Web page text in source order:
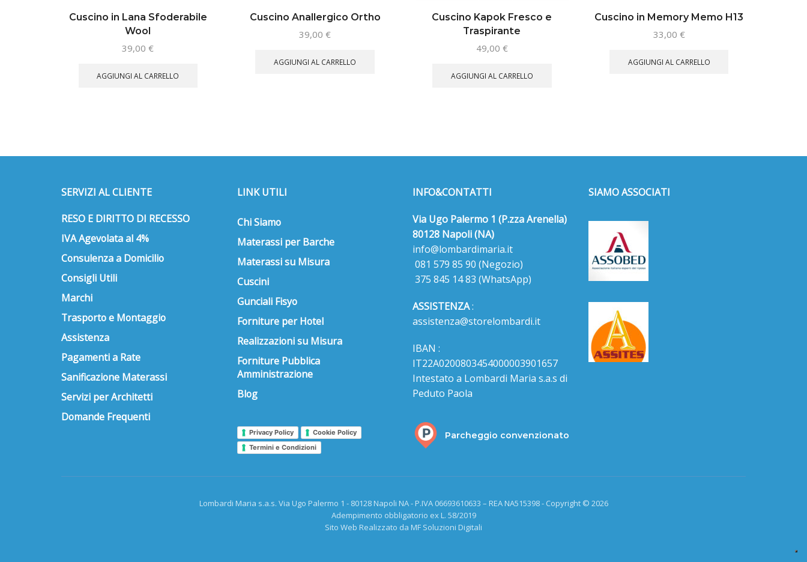
Cuscino in Lana Sfoderabile
Wool
39,00€
AGGIUNGI AL CARRELLO
Cuscino Anallergico Ortho
39,00€
AGGIUNGI AL CARRELLO
Cuscino Kapok Fresco e
Traspirante
49,00 €
AGGIUNGI AL CARRELLO
Cuscino in Memory Memo H13
33,00 €
AGGIUNGI AL CARRELLO
SERVIZI AL CLIENTE
RESO E DIRITTO DI RECESSO
IVA Agevolata al 4%
Consulenza a Domicilio
Consigli Utili
Marchi
Trasporto e Montaggio
Assistenza
Pagamenti a Rate
Sanificazione Materassi
Servizi per Architetti
Domande Frequenti
LINK UTILI
Chi Siamo
Materassi per Barche
Materassi su Misura
Cuscini
Gunciali Fisyo
Forniture per Hotel
Realizzazioni su Misura
Forniture Pubblica
Amministrazione
Blog
Privacy Policy
Cookie Policy
Termini e Condizioni
INFO&CONTATTI
Via Ugo Palermo 1 (P.zza Arenella)
80128 Napoli (NA)
info@lombardimaria.it
081 579 85 90 (Negozio)
375 845 14 83 (WhatsApp)
ASSISTENZA:
assistenza@storelombardi.it
IBAN :
IT22A0200803454000003901657
Intestato a Lombardi Maria s.a.s di
Peduto Paola
Parcheggio convenzionato
SIAMO ASSOCIATI
Lombardi Maria s.a.s. Via Ugo Palermo 1 - 80128 Napoli NA - P.IVA 06693610633 – REA NA515398 - Copyright © 2026
Adempimento obbligatorio ex L. 58/2019
Sito Web Realizzato da MF Soluzioni Digitali